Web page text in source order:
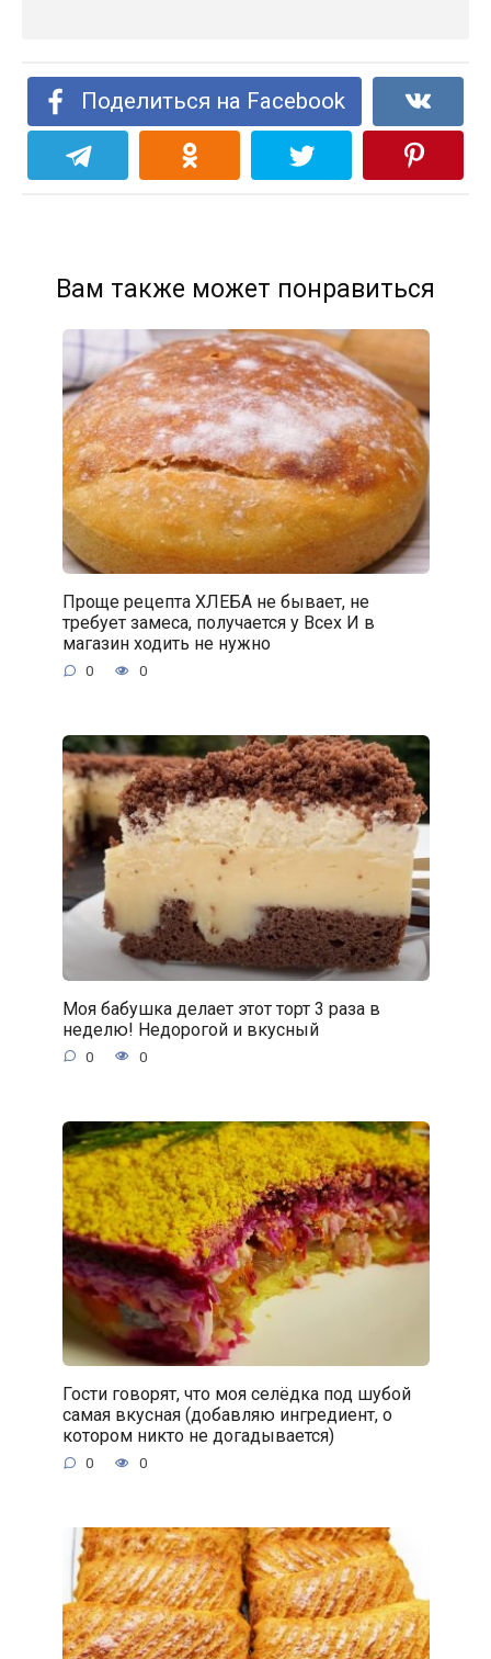
Поделиться на Facebook
Вам также может понравиться
Проще рецепта ХЛЕБА не бывает, не
требует замеса, получается у Всех И в
магазин ходить не нужно
0 0
Моя бабушка делает этот торт 3 раза в
неделю! Недорогой и вкусный
0 0
Гости говорят, что моя селёдка под шубой
самая вкусная (добавляю ингредиент, о
котором никто не догадывается)
0 0